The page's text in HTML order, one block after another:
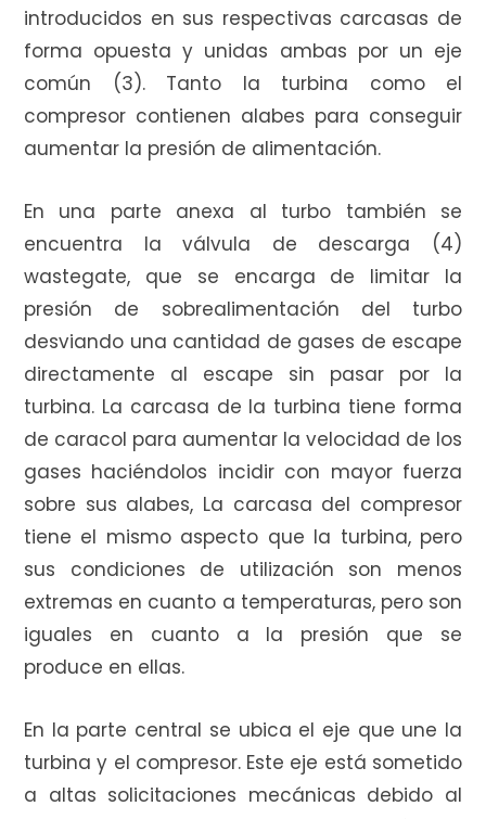
introducidos en sus respectivas carcasas de
forma opuesta y unidas ambas por un eje
común (3). Tanto la turbina como el
compresor contienen alabes para conseguir
aumentar la presión de alimentación.
En una parte anexa al turbo también se
encuentra la válvula de descarga (4)
wastegate, que se encarga de limitar la
presión de sobrealimentación del turbo
desviando una cantidad de gases de escape
directamente al escape sin pasar por la
turbina. La carcasa de la turbina tiene forma
de caracol para aumentar la velocidad de los
gases haciéndolos incidir con mayor fuerza
sobre sus alabes, La carcasa del compresor
tiene el mismo aspecto que la turbina, pero
sus condiciones de utilización son menos
extremas en cuanto a temperaturas, pero son
iguales en cuanto a la presión que se
produce en ellas.
En la parte central se ubica el eje que une la
turbina y el compresor. Este eje está sometido
a altas solicitaciones mecánicas debido al